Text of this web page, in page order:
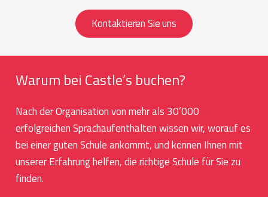
Kontaktieren Sie uns
Warum bei Castle’s buchen?
Nach der Organisation von mehr als 30’000
erfolgreichen Sprachaufenthalten wissen wir, worauf es
bei einer guten Schule ankommt, und können Ihnen mit
unserer Erfahrung helfen, die richtige Schule für Sie zu
finden.